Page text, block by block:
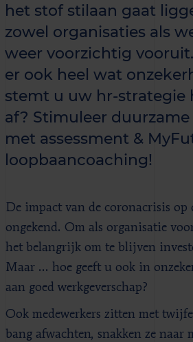
het stof stilaan gaat
zowel organisaties als
weer voorzichtig
er ook heel wat
stemt u uw hr-strategie
af? Stimuleer
met assessment &
loopbaancoaching!
De impact van de coronacrisis op
ongekend. Om als organisatie
het belangrijk om te blijven
Maar … hoe geeft u ook in
aan goed werkgeverschap?
Ook medewerkers zitten met
bang afwachten, snakken ze naar